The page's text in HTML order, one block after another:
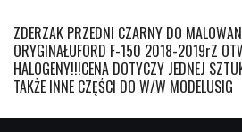
ZDERZAK PRZEDNI CZARNY DO
ORYGINAŁUFORD F-150 2018-2019rZ
HALOGENY!!!CENA DOTYCZY JEDNEJ
TAKŻE INNE CZĘŚCI DO W/W MODELUSIG